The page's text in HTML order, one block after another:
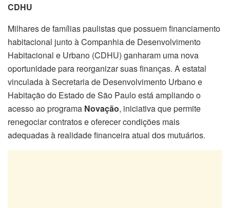
CDHU
Milhares de famílias paulistas que possuem financiamento
habitacional junto à Companhia de Desenvolvimento
Habitacional e Urbano (CDHU) ganharam uma nova
oportunidade para reorganizar suas finanças. A estatal
vinculada à Secretaria de Desenvolvimento Urbano e
Habitação do Estado de São Paulo está ampliando o
acesso ao programa Novação, iniciativa que permite
renegociar contratos e oferecer condições mais
adequadas à realidade financeira atual dos mutuários.